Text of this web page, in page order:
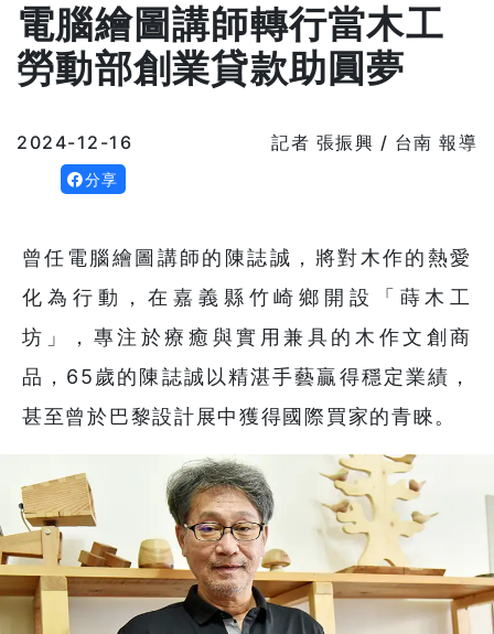
電腦繪圖講師轉行當木工
勞動部創業貸款助圓夢
2024-12-16 記者 張振興 / 台南 報導
分享
曾任電腦繪圖講師的陳誌誠，將對木作的熱愛
化為行動，在嘉義縣竹崎鄉開設「蒔木工
坊」，專注於療癒與實用兼具的木作文創商
品，65歲的陳誌誠以精湛手藝贏得穩定業績，
甚至曾於巴黎設計展中獲得國際買家的青睞。